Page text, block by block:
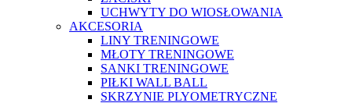
UCHWYTY DO WIOSŁOWANIA
AKCESORIA
LINY TRENINGOWE
MŁOTY TRENINGOWE
SANKI TRENINGOWE
PIŁKI WALL BALL
SKRZYNIE PLYOMETRYCZNE